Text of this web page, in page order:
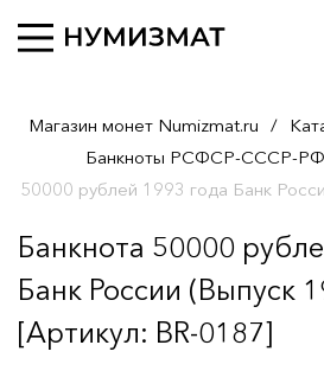
Магазин монет Numizmat.ru /
Банкноты РСФСР-СССР-РФ
50000 рублей 1993 года Банк
Банкнота 50000
Банк России (Выпуск
[Артикул: BR-0187]